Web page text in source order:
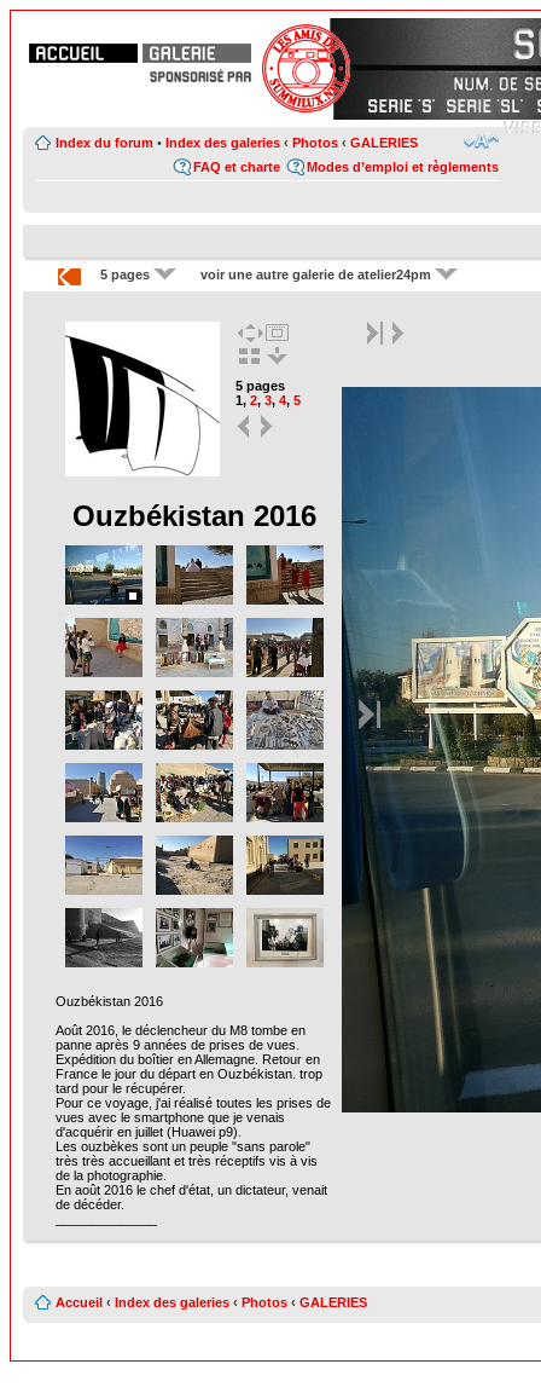
Index du forum • Index des galeries ‹ Photos ‹ GALERIES
Modes d’emploi et règlements
FAQ et charte
5 pages voir une autre galerie de atelier24pm
5 pages
1, 2, 3, 4, 5
Ouzbékistan 2016
Ouzbékistan 2016
Août 2016, le déclencheur du M8 tombe en
panne après 9 années de prises de vues.
Expédition du boîtier en Allemagne. Retour en
France le jour du départ en Ouzbékistan. trop
tard pour le récupérer.
Pour ce voyage, j'ai réalisé toutes les prises de
vues avec le smartphone que je venais
d'acquérir en juillet (Huawei p9).
Les ouzbèkes sont un peuple "sans parole"
très très accueillant et très réceptifs vis à vis
de la photographie.
En août 2016 le chef d'état, un dictateur, venait
de décéder.
Accueil ‹ Index des galeries ‹ Photos ‹ GALERIES